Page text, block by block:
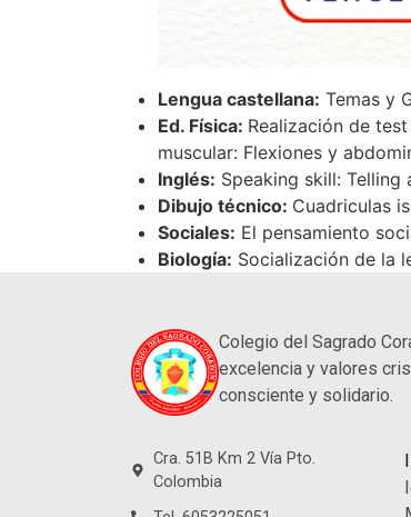
Lengua castellana: Temas y
Ed. Física: Realización de
muscular: Flexiones y
Inglés: Speaking skill: Telling
Dibujo técnico: Cuadriculas
Sociales: El pensamiento
Biología: Socialización de la
Colegio del Sagrado
excelencia y valores
consciente y solidario.
Cra. 51B Km 2 Vía Pto.
Colombia